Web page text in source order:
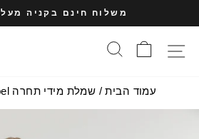
לתוכן
עצרי
משלוח חינם בקניה מעל 299 ש"ח
תפריט אתרסל הקניות
עמוד הבית / שמלת מידי תחרה Mabel בצבע שחור